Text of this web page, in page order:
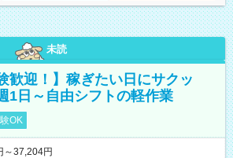
未読
歓迎！】稼ぎたい日にサクッ
1日～自由シフトの軽作業
OK
～37,204円